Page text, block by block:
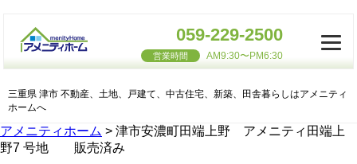
三重県 津市 不動産、土地、戸建て、中古住宅、新築、田舎暮らしはアメニティ
ホームへ
059-229-2500
営業時間 AM9:30〜PM6:30
アメニティホーム > 津市安濃町田端上野 アメニティ田端上
野7 号地 販売済み